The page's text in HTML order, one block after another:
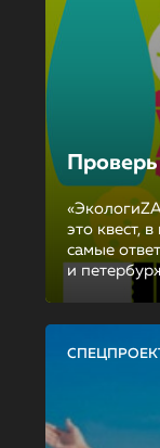
это квест,
самые
и